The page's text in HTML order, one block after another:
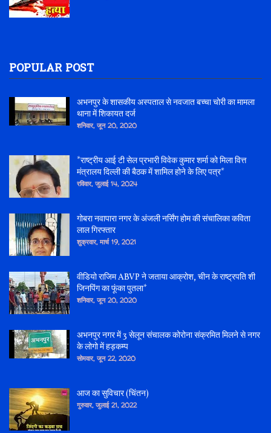
POPULAR POST
अभनपुर के शासकीय अस्पताल से नवजात बच्चा चोरी का मामला
थाना में शिकायत दर्ज
शनिवार, जून 20, 2020
*राष्ट्रीय आई टी सेल प्रभारी विवेक कुमार शर्मा को मिला वित्त
मंत्रालय दिल्ली की बैठक में शामिल होने के लिए पत्र*
रविवार, जुलाई 14, 2024
गोबरा नवापारा नगर के अंजली नर्सिंग होम की संचालिका कविता
लाल गिरफ्तार
शुक्रवार, मार्च 19, 2021
वीडियो राजिम ABVP ने जताया आक्रोश, चीन के राष्ट्रपति शी
जिनपिंग का फूंका पुतला*
शनिवार, जून 20, 2020
अभनपुर नगर में 3 सेलून संचालक कोरोना संक्रमित मिलने से नगर
के लोगो में हड़कम्प
सोमवार, जून 22, 2020
आज का सुविचार (चिंतन)
गुरुवार, जुलाई 21, 2022